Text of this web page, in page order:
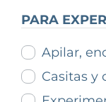
PARA
Apilar,
Casitas y